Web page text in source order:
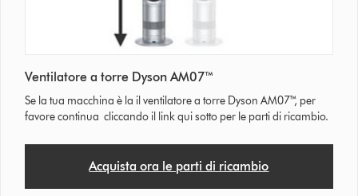
Ventilatore a torre Dyson AM07™
Se la tua macchina è la il ventilatore a torre Dyson AM07™, per
favore continua cliccando il link qui sotto per le parti di ricambio.
Acquista ora le parti di ricambio